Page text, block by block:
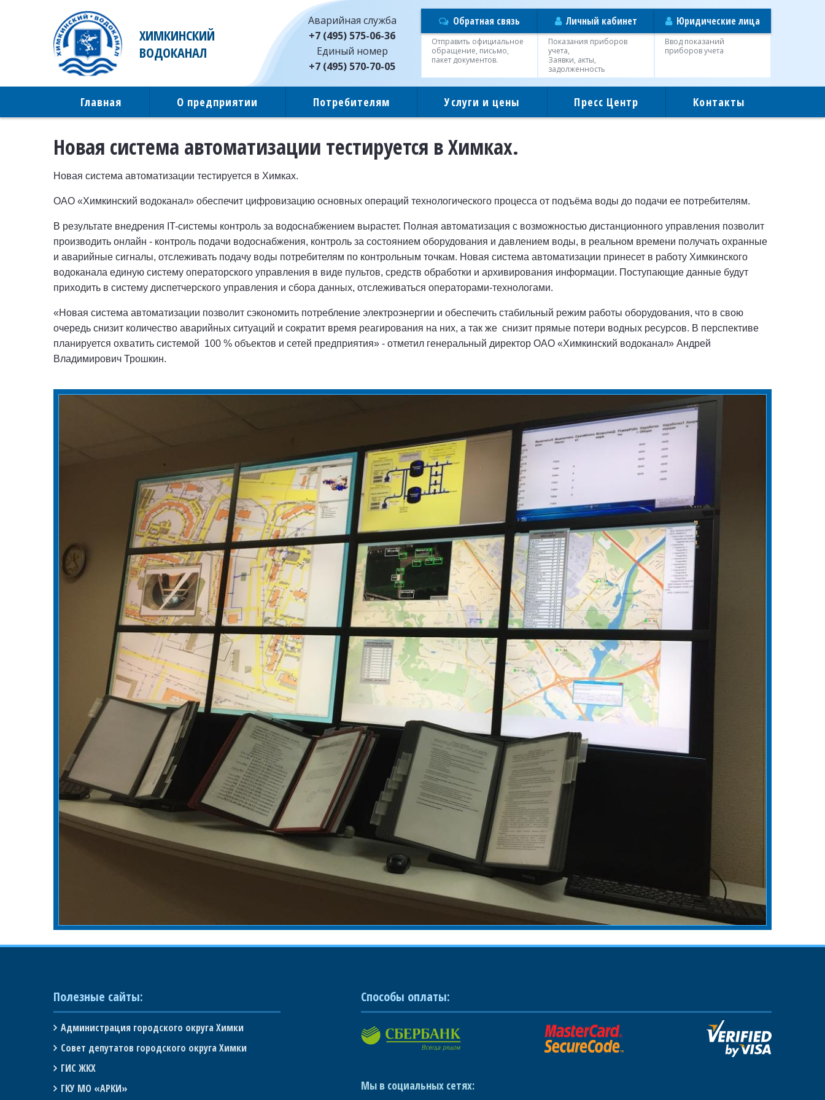
ХИМКИНСКИЙ
ВОДОКАНАЛ
Аварийная служба
+7 (495) 575-06-36
Единый номер
+7 (495) 570-70-05
Обратная связь
Отправить официальное
обращение, письмо,
пакет документов.
Личный кабинет
Показания приборов
учета,
Заявки, акты,
задолженность
Юридические лица
Ввод показаний
приборов учета
Главная О предприятии Потребителям Услуги и цены Пресс Центр Контакты
Новая система автоматизации тестируется в Химках.
Новая система автоматизации тестируется в Химках.
ОАО «Химкинский водоканал» обеспечит цифровизацию основных операций технологического процесса от подъёма воды до подачи ее потребителям.
В результате внедрения IT-системы контроль за водоснабжением вырастет. Полная автоматизация с возможностью дистанционного управления позволит
производить онлайн - контроль подачи водоснабжения, контроль за состоянием оборудования и давлением воды, в реальном времени получать охранные
и аварийные сигналы, отслеживать подачу воды потребителям по контрольным точкам. Новая система автоматизации принесет в работу Химкинского
водоканала единую систему операторского управления в виде пультов, средств обработки и архивирования информации. Поступающие данные будут
приходить в систему диспетчерского управления и сбора данных, отслеживаться операторами-технологами.
«Новая система автоматизации позволит сэкономить потребление электроэнергии и обеспечить стабильный режим работы оборудования, что в свою
очередь снизит количество аварийных ситуаций и сократит время реагирования на них, а так же снизит прямые потери водных ресурсов. В перспективе
планируется охватить системой 100 % объектов и сетей предприятия» - отметил генеральный директор ОАО «Химкинский водоканал» Андрей
Владимирович Трошкин.
Полезные сайты:
Администрация городского округа Химки
Совет депутатов городского округа Химки
ГИС ЖКХ
ГКУ МО «АРКИ»
Способы оплаты:
Мы в социальных сетях: